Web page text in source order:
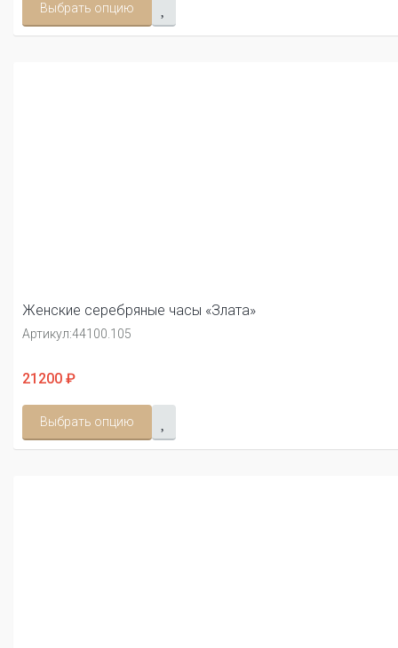
Выбрать опцию
Женские серебряные часы «Злата»
Артикул:44100.105
21200 ₽
Выбрать опцию